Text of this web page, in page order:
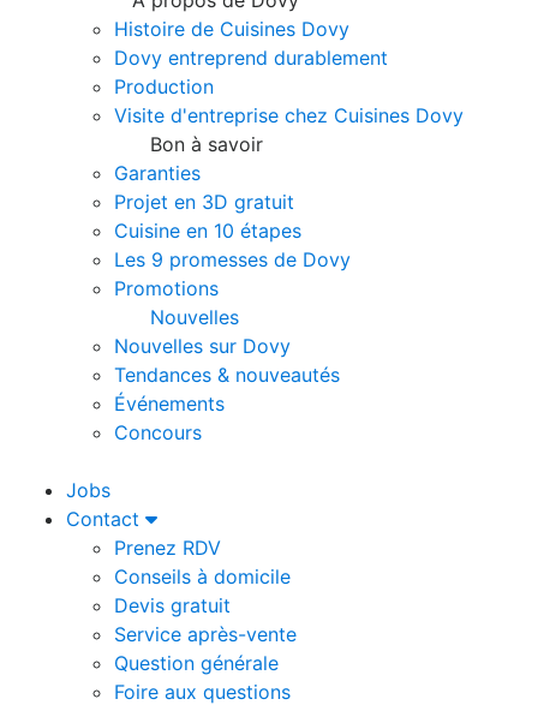
Histoire de Cuisines Dovy
Dovy entreprend durablement
Production
Visite d'entreprise chez Cuisines Dovy
Bon à savoir
Garanties
Projet en 3D gratuit
Cuisine en 10 étapes
Les 9 promesses de Dovy
Promotions
Nouvelles
Nouvelles sur Dovy
Tendances & nouveautés
Événements
Concours
Jobs
Contact
Prenez RDV
Conseils à domicile
Devis gratuit
Service après-vente
Question générale
Foire aux questions